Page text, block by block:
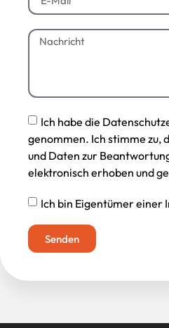
Ich habe die
genommen. Ich stimme zu,
und Daten zur
elektronisch erhoben und
Ich bin Eigentümer einer
Senden